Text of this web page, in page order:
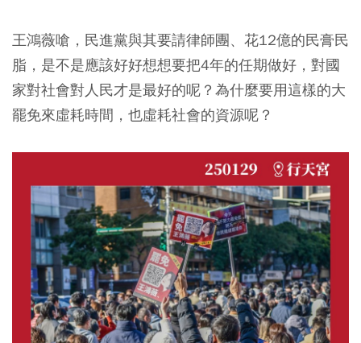
王鴻薇嗆，民進黨與其要請律師團、花12億的民膏民
脂，是不是應該好好想想要把4年的任期做好，對國
家對社會對人民才是最好的呢？為什麼要用這樣的大
罷免來虛耗時間，也虛耗社會的資源呢？